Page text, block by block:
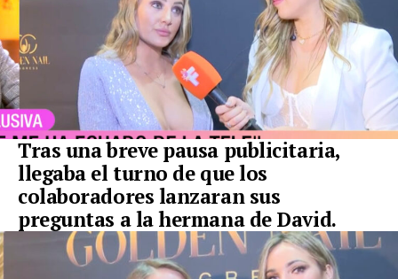
Tras una breve pausa publicitaria,
llegaba el turno de que los
colaboradores lanzaran sus
preguntas a la hermana de David.